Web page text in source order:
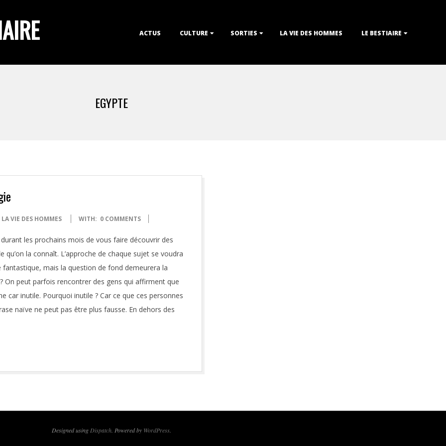
ACTUS CULTURE SORTIES LA VIE DES HOMMES LE BESTIAIRE
EGYPTE
LA VIE DES HOMMES WITH: 0 COMMENTS
les prochains mois de vous faire découvrir des
la connaît. L’approche de chaque sujet se voudra
fantastique, mais la question de fond demeurera la
peut parfois rencontrer des gens qui affirment que
car inutile. Pourquoi inutile ? Car ce que ces personnes
naïve ne peut pas être plus fausse. En dehors des
Designed using Dispatch . Powered by WordPress